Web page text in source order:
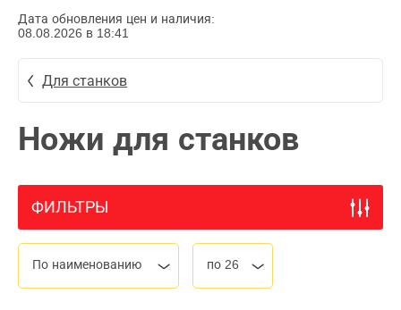
Дата обновления цен и наличия:
08.08.2026 в 18:41
Для станков
Ножи для станков
ФИЛЬТРЫ
По наименованию по 26